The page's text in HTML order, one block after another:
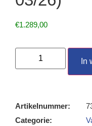
€1.289,00
In
Artikelnummer:
Categorie: